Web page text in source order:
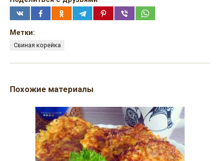
Метки:
Свиная корейка
Похожие материалы